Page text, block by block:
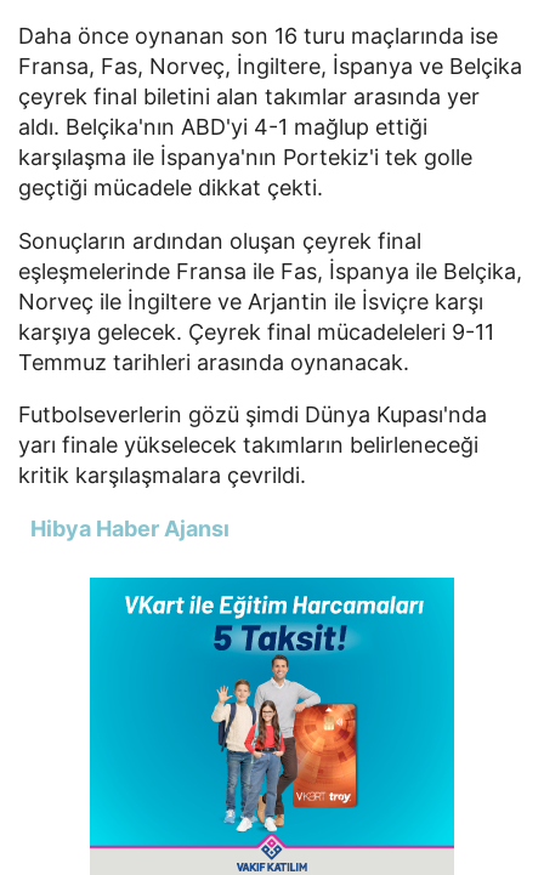
Daha önce oynanan son 16 turu maçlarında ise
Fransa, Fas, Norveç, İngiltere, İspanya ve Belçika
çeyrek final biletini alan takımlar arasında yer
aldı. Belçika'nın ABD'yi 4-1 mağlup ettiği
karşılaşma ile İspanya'nın Portekiz'i tek golle
geçtiği mücadele dikkat çekti.
Sonuçların ardından oluşan çeyrek final
eşleşmelerinde Fransa ile Fas, İspanya ile Belçika,
Norveç ile İngiltere ve Arjantin ile İsviçre karşı
karşıya gelecek. Çeyrek final mücadeleleri 9-11
Temmuz tarihleri arasında oynanacak.
Futbolseverlerin gözü şimdi Dünya Kupası'nda
yarı finale yükselecek takımların belirleneceği
kritik karşılaşmalara çevrildi.
Hibya Haber Ajansı